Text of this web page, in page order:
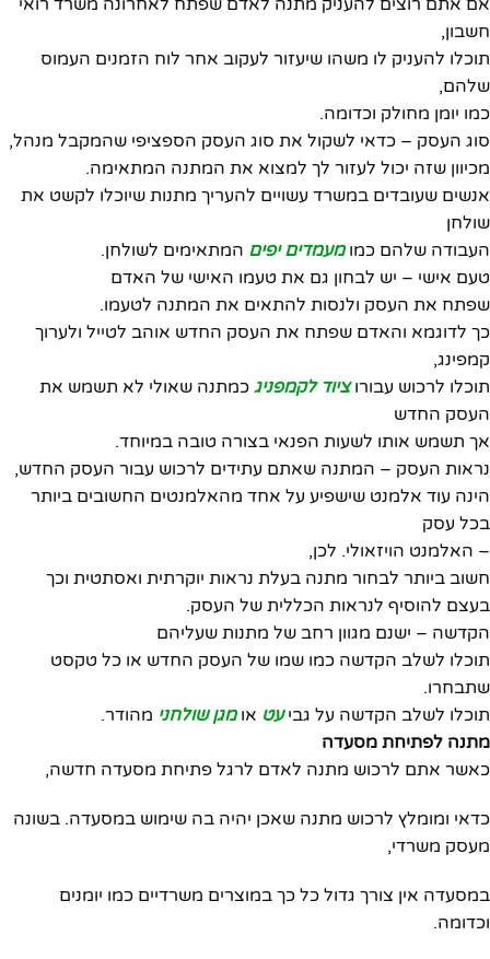
חשבון,
תוכלו להעניק לו משהו שיעזור לעקוב אחר לוח הזמנים העמוס
שלהם,
כמו יומן מחולק וכדומה.
סוג העסק – כדאי לשקול את סוג העסק הספציפי שהמקבל מנהל,
מכיוון שזה יכול לעזור לך למצוא את המתנה המתאימה.
אנשים שעובדים במשרד עשויים להעריך מתנות שיוכלו לקשט את
שולחן
העבודה שלהם כמומעמדים יפים המתאימים לשולחן.
טעם אישי – יש לבחון גם את טעמו האישי של האדם
שפתח את העסק ולנסות להתאים את המתנה לטעמו.
כך לדוגמא והאדם שפתח את העסק החדש אוהב לטייל ולערוך
קמפינג,
תוכלו לרכוש עבורוציוד לקמפניג כמתנה שאולי לא תשמש את
העסק החדש
אך תשמש אותו לשעות הפנאי בצורה טובה במיוחד.
נראות העסק – המתנה שאתם עתידים לרכוש עבור העסק החדש,
הינה עוד אלמנט שישפיע על אחד מהאלמנטים החשובים ביותר
בכל עסק
– האלמנט הויזאולי. לכן,
חשוב ביותר לבחור מתנה בעלת נראות יוקרתית ואסתטית וכך
בעצם להוסיף לנראות הכללית של העסק.
הקדשה – ישנם מגוון רחב של מתנות שעליהם
תוכלו לשלב הקדשה כמו שמו של העסק החדש או כל טקסט
שתבחרו.
תוכלו לשלב הקדשה על גביעט אומגן שולחני מהודר.
מתנה לפתיחת מסעדה
כאשר אתם לרכוש מתנה לאדם לרגל פתיחת מסעדה חדשה,
כדאי ומומלץ לרכוש מתנה שאכן יהיה בה שימוש במסעדה. בשונה
מעסק משרדי,
במסעדה אין צורך גדול כל כך במוצרים משרדיים כמו יומנים
וכדומה.